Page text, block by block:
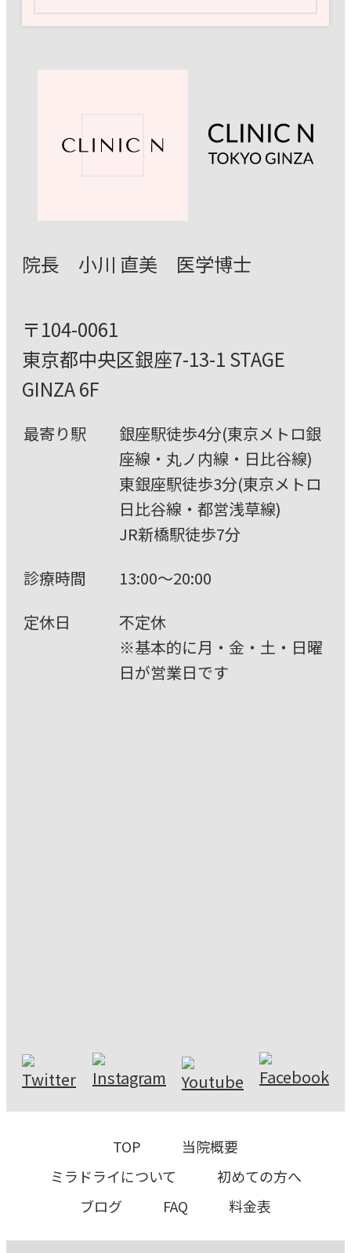
院⻑ ⼩川 直美 医学博⼠
〒104-0061
東京都中央区銀座7-13-1 STAGE
GINZA 6F
最寄り駅
銀座駅徒歩4分(東京メトロ銀
座線・丸ノ内線・⽇⽐⾕線)
東銀座駅徒歩3分(東京メトロ
⽇⽐⾕線・都営浅草線)
JR新橋駅徒歩7分
診療時間
13:00〜20:00
定休⽇
不定休
※基本的に⽉・⾦・⼟・⽇曜
⽇が営業⽇です
TOP
当院概要
ミラドライについて
初めての⽅へ
ブログ
FAQ 料⾦表